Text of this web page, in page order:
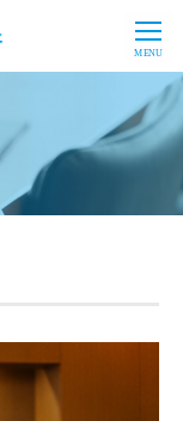
CLOSE
MENU
理設備
水処理設備
要
業主行動計画
関するお問い合わせ
で見るマエザワ
トマップ